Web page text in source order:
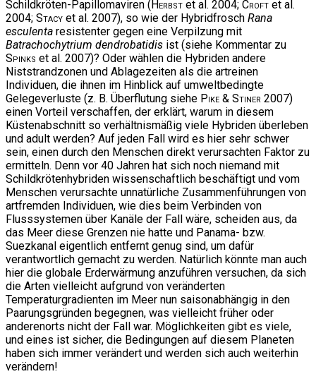
Schildkröten-Papillomaviren (Herbst et al. 2004; Croft et al.
2004; Stacy et al. 2007), so wie der Hybridfrosch Rana
esculenta resistenter gegen eine Verpilzung mit
Batrachochytrium dendrobatidis ist (siehe Kommentar zu
Spinks et al. 2007)? Oder wählen die Hybriden andere
Niststrandzonen und Ablagezeiten als die artreinen
Individuen, die ihnen im Hinblick auf umweltbedingte
Gelegeverluste (z. B. Überflutung siehe Pike & Stiner 2007)
einen Vorteil verschaffen, der erklärt, warum in diesem
Küstenabschnitt so verhältnismäßig viele Hybriden überleben
und adult werden? Auf jeden Fall wird es hier sehr schwer
sein, einen durch den Menschen direkt verursachten Faktor zu
ermitteln. Denn vor 40 Jahren hat sich noch niemand mit
Schildkrötenhybriden wissenschaftlich beschäftigt und vom
Menschen verursachte unnatürliche Zusammenführungen von
artfremden Individuen, wie dies beim Verbinden von
Flusssystemen über Kanäle der Fall wäre, scheiden aus, da
das Meer diese Grenzen nie hatte und Panama- bzw.
Suezkanal eigentlich entfernt genug sind, um dafür
verantwortlich gemacht zu werden. Natürlich könnte man auch
hier die globale Erderwärmung anzuführen versuchen, da sich
die Arten vielleicht aufgrund von veränderten
Temperaturgradienten im Meer nun saisonabhängig in den
Paarungsgründen begegnen, was vielleicht früher oder
anderenorts nicht der Fall war. Möglichkeiten gibt es viele,
und eines ist sicher, die Bedingungen auf diesem Planeten
haben sich immer verändert und werden sich auch weiterhin
verändern!